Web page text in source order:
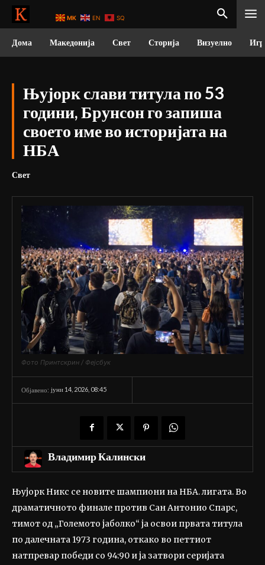
Дома Македонија Свет Сторија Визуелно
Њујорк слави титула по 53
години, Брунсон го запиша
своето име во историјата на
НБА
Свет
Фото Принтскрин / Фејсбук
Објавено: јуни 14, 2026, 08:45
Владимир Калински
Њујорк Никс се новите шампиони на НБА. лигата. Во
драматичното финале против Сан Антонио Спарс,
тимот од „Големото јаболко“ ја освои првата титула
по далечната 1973 година, откако во петтиот
натпревар победи со 94:90 и ја затвори серијата
MK EN SQ